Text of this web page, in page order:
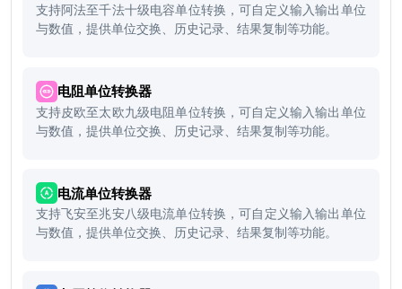
支持阿法至千法十级电容单位转换，可自定义输入输出单位
与数值，提供单位交换、历史记录、结果复制等功能。
电阻单位转换器
支持皮欧至太欧九级电阻单位转换，可自定义输入输出单位
与数值，提供单位交换、历史记录、结果复制等功能。
电流单位转换器
支持飞安至兆安八级电流单位转换，可自定义输入输出单位
与数值，提供单位交换、历史记录、结果复制等功能。